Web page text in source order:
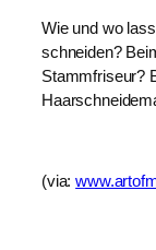
Wie und wo
schneiden?
Stammfriseur?
(via: